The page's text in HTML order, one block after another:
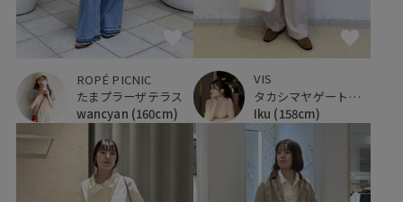
ROPÉ PICNIC
たまプラーザテラス
wancyan (160cm)
VIS
タカシマヤゲートタワーモール
Iku (158cm)